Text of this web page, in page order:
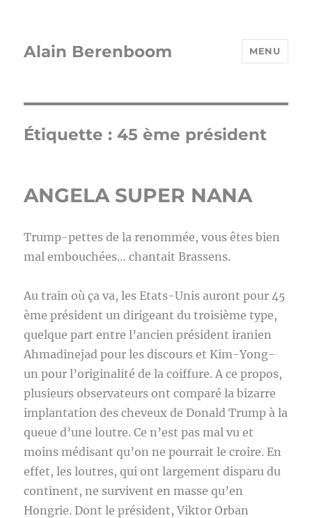
Alain Berenboom MENU
Étiquette :45 ème président
ANGELA SUPER NANA
Trump-pettes de la renommée, vous êtes bien
mal embouchées… chantait Brassens.
Au train où ça va, les Etats-Unis auront pour 45
ème président un dirigeant du troisième type,
quelque part entre l’ancien président iranien
Ahmadinejad pour les discours et Kim-Yong-
un pour l’originalité de la coiffure. A ce propos,
plusieurs observateurs ont comparé la bizarre
implantation des cheveux de Donald Trump à la
queue d’une loutre. Ce n’est pas mal vu et
moins médisant qu’on ne pourrait le croire. En
effet, les loutres, qui ont largement disparu du
continent, ne survivent en masse qu’en
Hongrie. Dont le président, Viktor Orban